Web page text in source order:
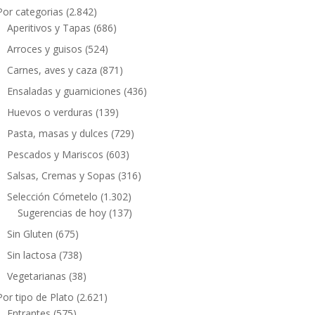
categorias (2.842)
Aperitivos y Tapas (686)
Arroces y guisos (524)
Carnes, aves y caza (871)
Ensaladas y guarniciones (436)
Huevos o verduras (139)
Pasta, masas y dulces (729)
Pescados y Mariscos (603)
Salsas, Cremas y Sopas (316)
Selección Cómetelo (1.302)
Sugerencias de hoy(137)
Sin Gluten (675)
Sin lactosa (738)
Vegetarianas (38)
tipo de Plato (2.621)